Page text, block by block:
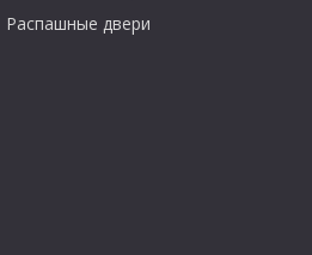
Распашные двери